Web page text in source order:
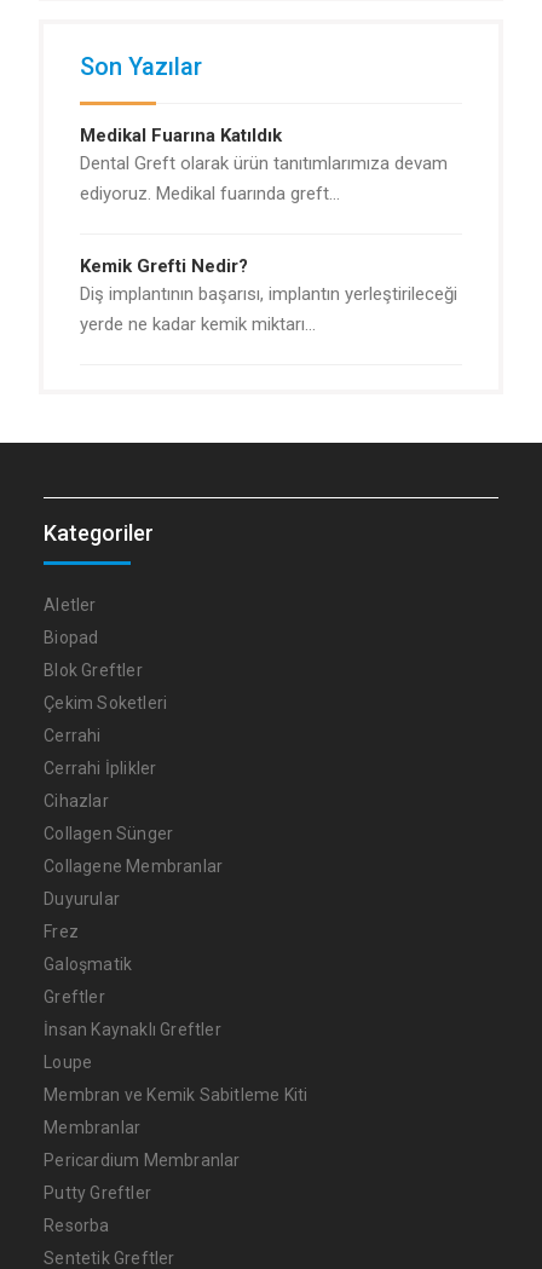
Son Yazılar
Medikal Fuarına Katıldık
Dental Greft olarak ürün tanıtımlarımıza devam
ediyoruz. Medikal fuarında greft…
Kemik Grefti Nedir?
Diş implantının başarısı, implantın yerleştirileceği
yerde ne kadar kemik miktarı…
Kategoriler
Aletler
Biopad
Blok Greftler
Çekim Soketleri
Cerrahi
Cerrahi İplikler
Cihazlar
Collagen Sünger
Collagene Membranlar
Duyurular
Frez
Galoşmatik
Greftler
İnsan Kaynaklı Greftler
Loupe
Membran ve Kemik Sabitleme Kiti
Membranlar
Pericardium Membranlar
Putty Greftler
Resorba
Sentetik Greftler